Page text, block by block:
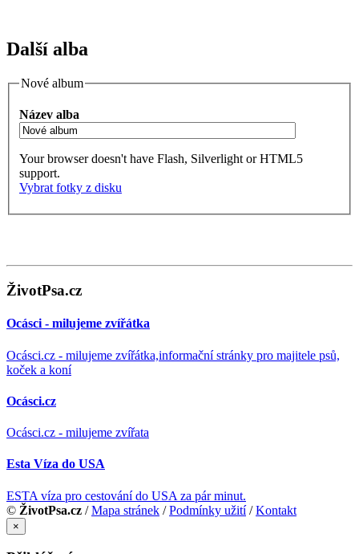
Další alba
Nové album
Název alba
Your browser doesn't have Flash, Silverlight or HTML5
support.
Vybrat fotky z disku
ŽivotPsa.cz
Ocásci - milujeme zvířátka
Ocásci.cz - milujeme zvířátka,informační stránky pro majitele psů,
koček a koní
Ocásci.cz
Ocásci.cz - milujeme zvířata
Esta Víza do USA
ESTA víza pro cestování do USA za pár minut.
© ŽivotPsa.cz /Mapa stránek /Podmínky užití/Kontakt
×